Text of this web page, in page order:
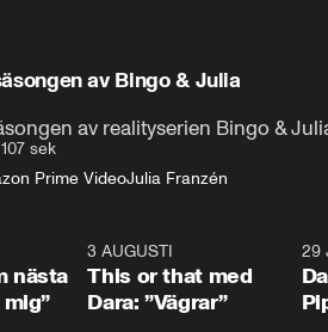
av Bingo & Julia
av realityserien Bingo &
107 sek
Prime VideoJulia Franzén
0:24
nästa
3 AUGUSTI
This or that med
Dara: ”Vägrar”
29